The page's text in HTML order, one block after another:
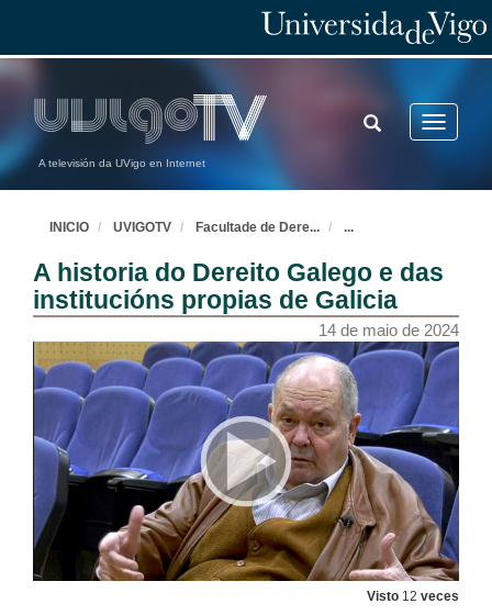
A televisión da UVigo en Internet
Toggle
TOGGLE
SEARCH
INICIO UVIGOTV Facultade de Dere... ...
A historia do Dereito Galego e das
institucións propias de Galicia
14 de maio de 2024
Visto 12 veces